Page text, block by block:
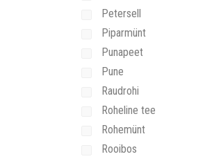
Petersell
Piparmünt
Punapeet
Pune
Raudrohi
Roheline tee
Rohemünt
Rooibos